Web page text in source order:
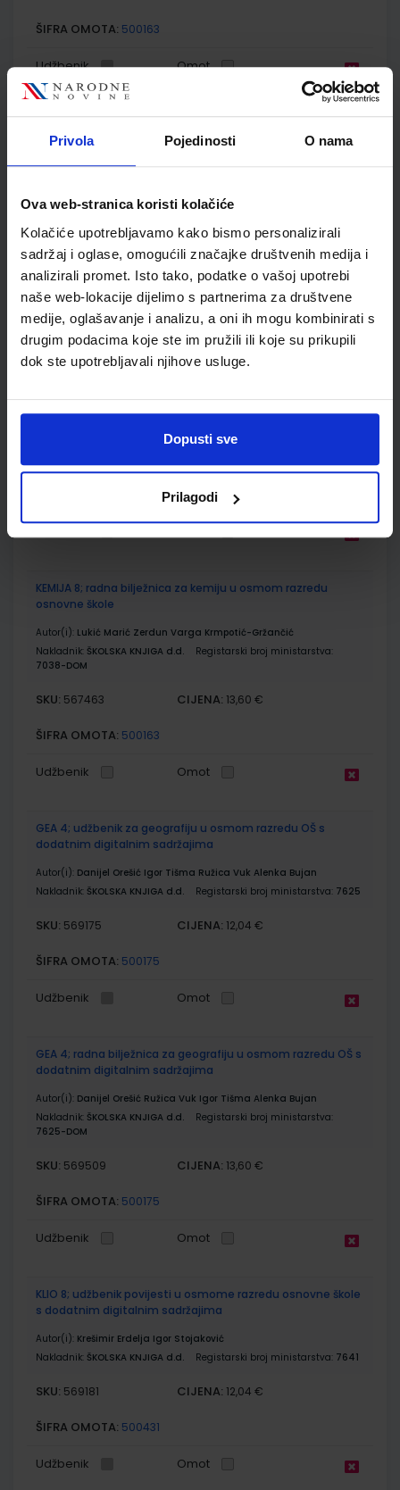
Privola Pojedinosti O nama
Ova web-stranica koristi kolačiće
Kolačiće upotrebljavamo kako bismo personalizirali
sadržaj i oglase, omogućili značajke društvenih medija i
analizirali promet. Isto tako, podatke o vašoj upotrebi
naše web-lokacije dijelimo s partnerima za društvene
medije, oglašavanje i analizu, a oni ih mogu kombinirati s
drugim podacima koje ste im pružili ili koje su prikupili
dok ste upotrebljavali njihove usluge.
Dopusti sve
Prilagodi
ŠIFRA OMOTA: 500163
Udžbenik Omot
FIZIKA OKO NAS 8; radna bilježnica za fiziku u osmom
razredu osnovne škole
Autor(i):Paar Ćulibrk Klaić Martinko Sila Tušek Vrhovec
DOM
SKU:567454 CIJENA:13,60 €
ŠIFRA OMOTA: 500163
Udžbenik Omot
KEMIJA 8; udžbenik kemije s dodatnim digitalnim sadržajima
KEMIJA 8; radna bilježnica za kemiju u osmom razredu
osnovne škole
Autor(i): Lukić Marić Zerdun Varga Krmpotić-Gržančić
Nakladnik: ŠKOLSKA KNJIGA d.d.
Registarski broj ministarstva:
7038-DOM
SKU: 567463 CIJENA: 13,60 €
ŠIFRA OMOTA: 500163
Udžbenik Omot
GEA 4; udžbenik za geografiju u osmom razredu OŠ s
dodatnim digitalnim sadržajima
Autor(i): Danijel Orešić Igor Tišma Ružica Vuk Alenka Bujan
Nakladnik: ŠKOLSKA KNJIGA d.d. Registarski broj ministarstva: 7625
SKU: 569175 CIJENA: 12,04 €
ŠIFRA OMOTA: 500175
Udžbenik Omot
GEA 4; radna bilježnica za geografiju u osmom razredu OŠ s
dodatnim digitalnim sadržajima
Autor(i): Danijel Orešić Ružica Vuk Igor Tišma Alenka Bujan
Nakladnik: ŠKOLSKA KNJIGA d.d.
Registarski broj ministarstva:
7625-DOM
SKU: 569509 CIJENA: 13,60 €
ŠIFRA OMOTA: 500175
Udžbenik Omot
KLIO 8; udžbenik povijesti u osmome razredu osnovne škole
s dodatnim digitalnim sadržajima
Autor(i): Krešimir Erdelja Igor Stojaković
Nakladnik: ŠKOLSKA KNJIGA d.d. Registarski broj ministarstva: 7641
SKU: 569181 CIJENA: 12,04 €
ŠIFRA OMOTA: 500431
Udžbenik Omot